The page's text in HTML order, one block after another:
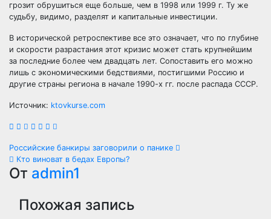
грозит обрушиться еще больше, чем в 1998 или 1999 г. Ту же
судьбу, видимо, разделят и капитальные инвестиции.
В исторической ретроспективе все это означает, что по глубине
и скорости разрастания этот кризис может стать крупнейшим
за последние более чем двадцать лет. Сопоставить его можно
лишь с экономическими бедствиями, постигшими Россию и
другие страны региона в начале 1990-х гг. после распада СССР.
Источник: ktovkurse.com
Навигация
по
записям
Российские банкиры заговорили о панике
Кто виноват в бедах Европы?
От admin1
Похожая запись